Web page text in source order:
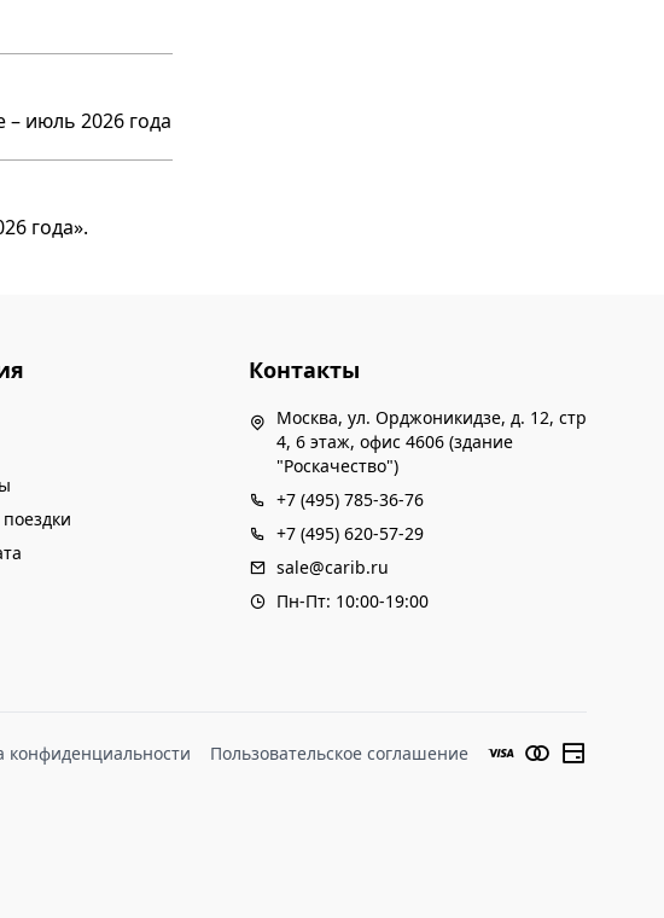
– июль 2026 года
года».
Контакты
Москва, ул. Орджоникидзе, д. 12, стр
4, 6 этаж, офис 4606 (здание
"Роскачество")
+7 (495) 785-36-76
+7 (495) 620-57-29
sale@carib.ru
Пн-Пт: 10:00-19:00
конфиденциальности Пользовательское соглашение